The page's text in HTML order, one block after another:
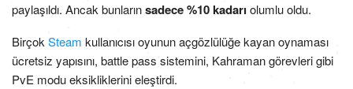
paylaşıldı. Ancak bunlarınsadece %10 kadarı olumlu oldu.
BirçokSteam kullanıcısı oyunun açgözlülüğe kayan oynaması
ücretsiz yapısını, battle pass sistemini, Kahraman görevleri gibi
PvE modu eksikliklerini eleştirdi.